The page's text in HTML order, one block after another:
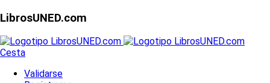
LibrosUNED.com
Cesta
Validarse